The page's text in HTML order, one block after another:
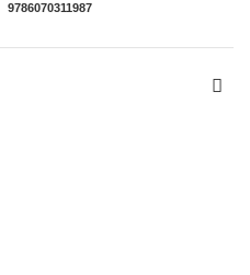
9786070311987